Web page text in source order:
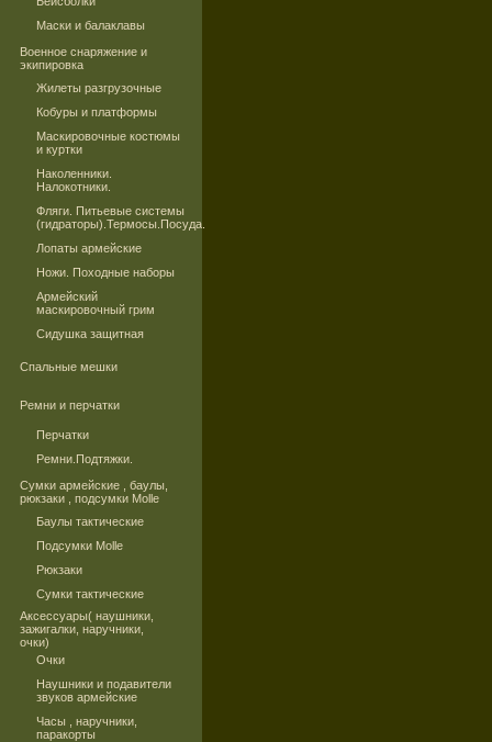
Маски и балаклавы
Военное снаряжение и
экипировка
Жилеты разгрузочные
Кобуры и платформы
Маскировочные костюмы
и куртки
Наколенники.
Налокотники.
Фляги. Питьевые системы
(гидраторы).Термосы.Посуда.
Лопаты армейские
Ножи. Походные наборы
Армейский
маскировочный грим
Сидушка защитная
Спальные мешки
Ремни и перчатки
Перчатки
Ремни.Подтяжки.
Сумки армейские , баулы,
рюкзаки , подсумки Molle
Баулы тактические
Подсумки Molle
Рюкзаки
Сумки тактические
Аксессуары( наушники,
зажигалки, наручники,
очки)
Очки
Наушники и подавители
звуков армейские
Часы , наручники,
паракорты